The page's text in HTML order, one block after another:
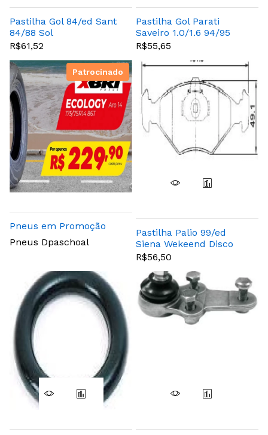
Pastilha Gol 84/ed Sant
84/88 Sol
R$61,52
Pastilha Gol Parati
Saveiro 1.0/1.6 94/95
Ate
R$55,65
Patrocinado
Pneus em Promoção
Pneus Dpaschoal
Pastilha Palio 99/ed
Siena Wekeend Disco
Vent .
R$56,50